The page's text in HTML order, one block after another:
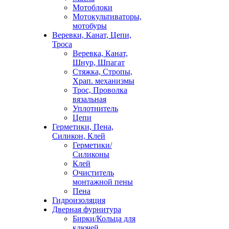
Мотоблоки
Мотокультиваторы,
мотобуры
Веревки, Канат, Цепи,
Троса
Веревка, Канат,
Шнур, Шпагат
Стяжка, Стропы,
Храп. механизмы
Трос, Проволка
вязальная
Уплотнитель
Цепи
Герметики, Пена,
Силикон, Клей
Герметики/
Силиконы
Клей
Очиститель
монтажной пены
Пена
Гидроизоляция
Дверная фурнитура
Бирки/Кольца для